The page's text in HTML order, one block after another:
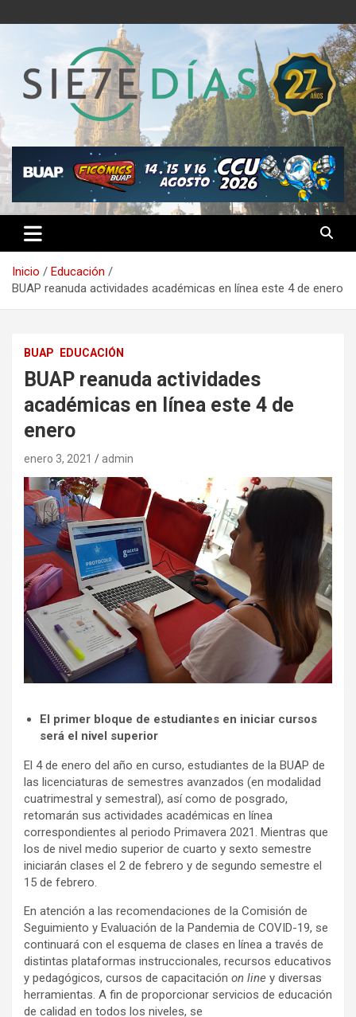
al
Semanario 7 Días
Inicio
Educación
BUAP reanuda actividades académicas en línea este 4 de enero
BUAP EDUCACIÓN
BUAP reanuda actividades
académicas en línea este 4 de
enero
enero 3, 2021 admin
El primer bloque de estudiantes en iniciar cursos
será el nivel superior
El 4 de enero del año en curso, estudiantes de la BUAP de
las licenciaturas de semestres avanzados (en modalidad
cuatrimestral y semestral), así como de posgrado,
retomarán sus actividades académicas en línea
correspondientes al periodo Primavera 2021. Mientras que
los de nivel medio superior de cuarto y sexto semestre
iniciarán clases el 2 de febrero y de segundo semestre el
15 de febrero.
En atención a las recomendaciones de la Comisión de
Seguimiento y Evaluación de la Pandemia de COVID-19, se
continuará con el esquema de clases en línea a través de
distintas plataformas instruccionales, recursos educativos
y pedagógicos, cursos de capacitación on line y diversas
herramientas. A fin de proporcionar servicios de educación
de calidad en todos los niveles, se